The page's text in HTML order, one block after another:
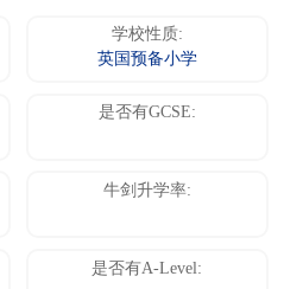
学校性质:
英国预备小学
是否有GCSE:
牛剑升学率:
是否有A-Level: